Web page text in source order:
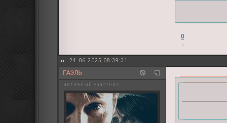
0
24.06.2025 08:39:31
ГАЭЛЬ
активный участник